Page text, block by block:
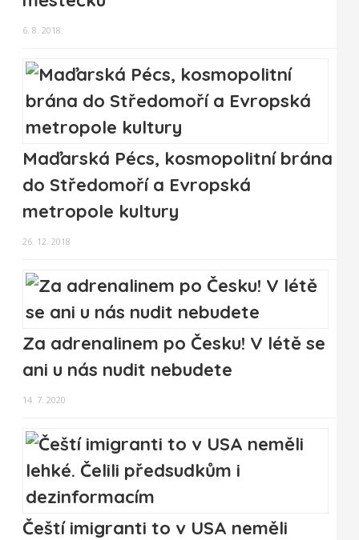
6. 8. 2018
Maďarská Pécs, kosmopolitní brána
do Středomoří a Evropská
metropole kultury
26. 12. 2018
Za adrenalinem po Česku! V létě se
ani u nás nudit nebudete
14. 7. 2020
Čeští imigranti to v USA neměli